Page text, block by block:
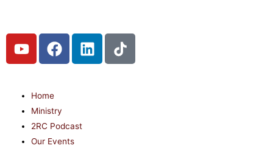
Home
Ministry
2RC Podcast
Our Events